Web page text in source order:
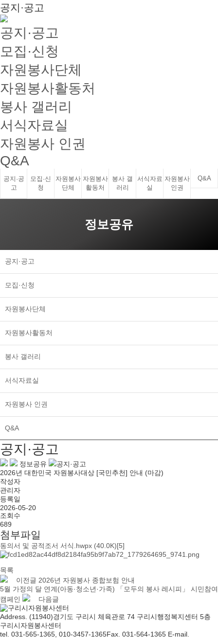
공지·공고
공지·공고
모집·신청
자원봉사단체
자원봉사활동처
봉사 갤러리
서식자료실
자원봉사 인권
Q&A
공지·공
고
모집·신
청
자원봉사
단체
자원봉사
활동처
봉사 갤
러리
서식자료
실
자원봉사
인권
Q&A
정보공유
공지·공고
모집·신청
자원봉사단체
자원봉사활동처
봉사 갤러리
서식자료실
자원봉사 인권
Q&A
공지·공고
정보공유
공지·공고
2026년 대한민국 자원봉사대상 [국민추천] 안내 (마감)
작성자
관리자
등록일
2026-05-20
조회수
689
첨부파일
동의서 및 공적조서 서식.hwpx (40.0K)[5]
목록
이전글 2026년 자원봉사 종합보험 안내
5월 가정의 달 연계(아동·청소년·가족) 「모두의 봉사 레시피」 시민참여
캠페인
다음글
Address. (11940)경기도 구리시 체육관로 74 구리시행정복지센터 5층
구리시자원봉사센터
tel. 031-565-1365, 010-3457-1365Fax. 031-564-1365 E-mail.